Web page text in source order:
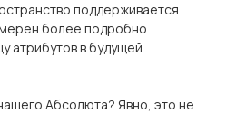
поддерживается
более подробно
атрибутов в будущей
Абсолюта? Явно, это не